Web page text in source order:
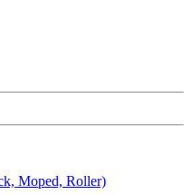
Moped, Roller)